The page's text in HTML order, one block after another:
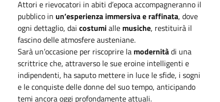
Attori e rievocatori in abiti d’epoca accompagneranno il
pubblico in un’esperienza immersiva e raffinata, dove
ogni dettaglio, dai costumialle musiche, restituirà il
fascino delle atmosfere austeniane.
Sarà un’occasione per riscoprire la modernitàdi una
scrittrice che, attraverso le sue eroine intelligenti e
indipendenti, ha saputo mettere in luce le sfide, i sogni
e le conquiste delle donne del suo tempo, anticipando
temi ancora oggi profondamente attuali.